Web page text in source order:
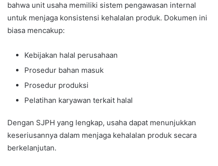
bahwa unit usaha memiliki sistem pengawasan internal
untuk menjaga konsistensi kehalalan produk. Dokumen ini
biasa mencakup:
Kebijakan halal perusahaan
Prosedur bahan masuk
Prosedur produksi
Pelatihan karyawan terkait halal
Dengan SJPH yang lengkap, usaha dapat menunjukkan
keseriusannya dalam menjaga kehalalan produk secara
berkelanjutan.